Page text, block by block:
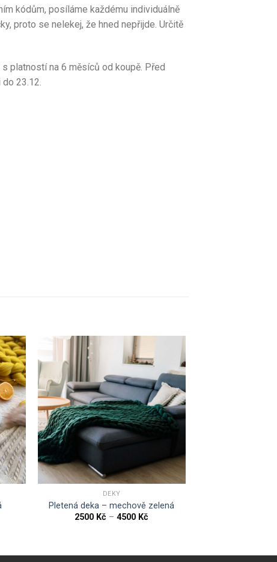
kódům, posíláme každému individuálně
proto se nelekej, že hned nepřijde. Určitě
platností na 6 měsíců od koupě. Před
23.12.
DEKY
Pletená deka – mechově zelená
2500 Kč –4500 Kč